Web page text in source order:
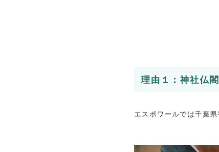
理由１：神社仏
エスポワールでは千葉